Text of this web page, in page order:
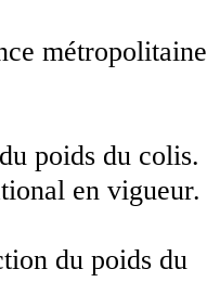
métropolitaine
poids du colis.
en vigueur.
du poids du